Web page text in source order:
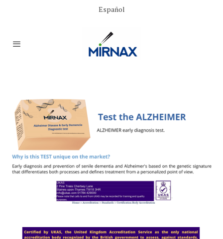
Español